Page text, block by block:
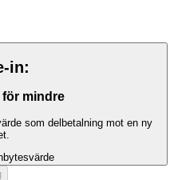
in:
mindre
som delbetalning mot en ny